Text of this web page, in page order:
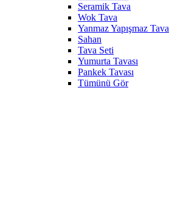
Seramik Tava
Wok Tava
Yanmaz Yapışmaz Tava
Sahan
Tava Seti
Yumurta Tavası
Pankek Tavası
Tümünü Gör